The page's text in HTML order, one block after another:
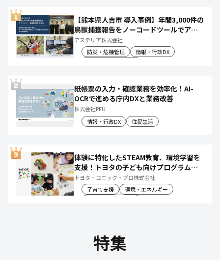
【熊本県人吉市 導入事例】年間3,000件の
鳥獣捕獲報告をノーコードツールでアプ
リ化し、月50時間の庁内作業を削減
アステリア株式会社
防災・危機管理
情報・行政DX
紙帳票の入力・確認業務を効率化！AI-
OCRで進める庁内DXと業務改善
株式会社PFU
情報・行政DX
住民生活
体験に特化したSTEAM教育、環境学習を
支援！トヨタの子ども向けプログラムで
社会や将来について楽しく学べる体験機
会を創出
トヨタ・コニック・プロ株式会社
子育て支援
環境・エネルギー
特集